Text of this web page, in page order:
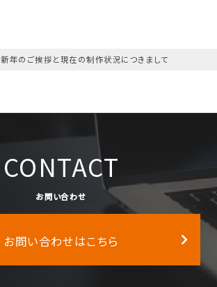
新年のご挨拶と現在の制作状況につきまして
CONTACT
お問い合わせ
お問い合わせはこちら